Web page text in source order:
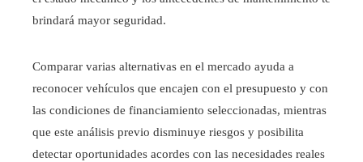
brindará mayor seguridad.
Comparar varias alternativas en el mercado ayuda a
reconocer vehículos que encajen con el presupuesto y con
las condiciones de financiamiento seleccionadas, mientras
que este análisis previo disminuye riesgos y posibilita
detectar oportunidades acordes con las necesidades reales